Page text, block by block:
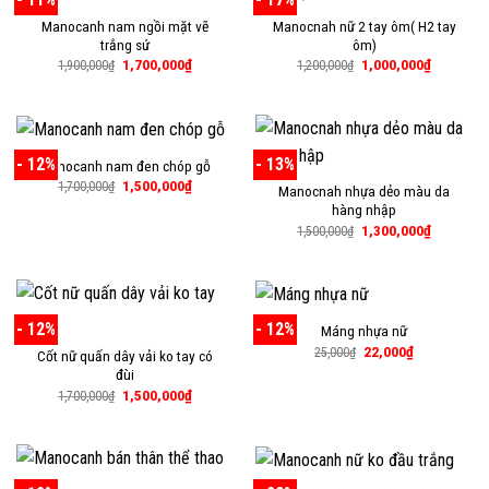
Manocanh nam ngồi mặt vẽ
trắng sứ
1,900,000₫ Giá
gốc
1,700,000₫Giá
hiện
1,700,000₫.
Manocnah nữ 2 tay ôm( H2 tay
ôm)
1,200,000₫ Giá
gốc
1,000,000₫Giá
hiện
- 12%Manocanh nam đen chóp gỗ
1,700,000₫ Giá
gốc
1,500,000₫Giá
hiện
- 13%
Manocnah nhựa dẻo màu da
hàng nhập
1,500,000₫ Giá
gốc
1,300,000₫Giá
hiện
- 12%
Cốt nữ quấn dây vải ko tay có
đùi
1,700,000₫ Giá
gốc
1,500,000₫Giá
hiện
1,500,000₫.
- 12% Máng nhựa nữ
25,000₫ Giá
gốc
22,000₫Giá
hiện